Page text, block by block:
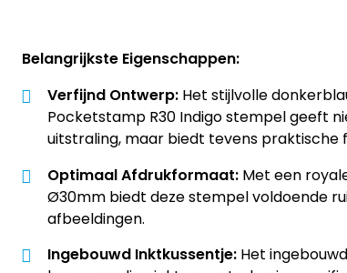
Belangrijkste Eigenschappen:
Verfijnd Ontwerp: Het stijlvolle
Pocketstamp R30 Indigo stempel geeft
uitstraling, maar biedt tevens praktische
Optimaal Afdrukformaat: Met een
Ø30mm biedt deze stempel voldoende
afbeeldingen.
Ingebouwd Inktkussentje: Het